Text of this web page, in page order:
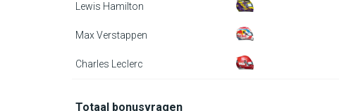
Lewis Hamilton
Max Verstappen
Charles Leclerc
Totaal bonusvragen